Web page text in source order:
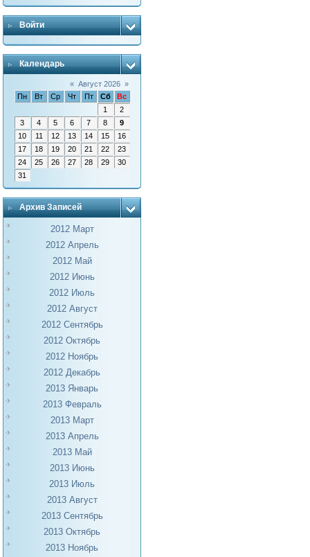
Войти
Календарь
« Август 2026 »
Пн
Вт Ср Чт Пт Сб
Вс
1
2
3
4 5 6 7 8
9
10
11 12 13 14 15
16
17
18 19 20 21 22
23
24
25 26 27 28 29
30
31
Архив Записей
2012 Март
2012 Апрель
2012 Май
2012 Июнь
2012 Июль
2012 Август
2012 Сентябрь
2012 Октябрь
2012 Ноябрь
2012 Декабрь
2013 Январь
2013 Февраль
2013 Март
2013 Апрель
2013 Май
2013 Июнь
2013 Июль
2013 Август
2013 Сентябрь
2013 Октябрь
2013 Ноябрь